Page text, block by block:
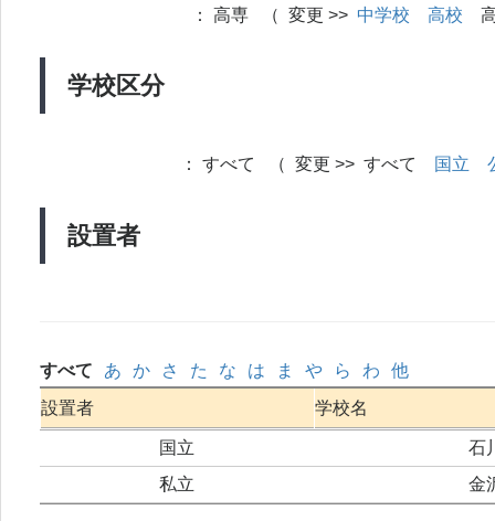
学校区分
： 高専 （ 変更 >> 中学校 高校
設置者
： すべて （ 変更 >> すべて 国立
すべて あ か さ た な は ま や ら わ
他
設置者
学校名
国立
石
私立
金